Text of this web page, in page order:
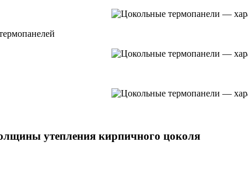
утепления кирпичного цоколя